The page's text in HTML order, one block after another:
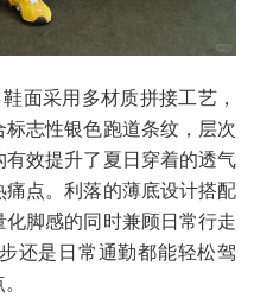
面采用多材质拼接工艺，
志性银色跑道条纹，层次
效提升了夏日穿着的透气
点。利落的薄底设计搭配
脚感的同时兼顾日常行走
还是日常通勤都能轻松驾